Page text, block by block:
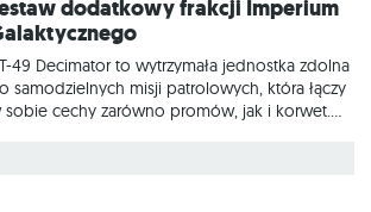
49 Decimator to wytrzymała jednostka zdolna
samodzielnych misji patrolowych, która łączy
sobie cechy zarówno promów, jak i korwet.